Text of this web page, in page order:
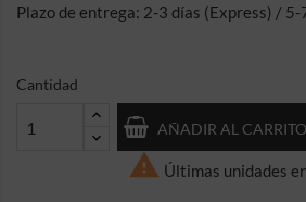
Plazo de entrega: 2-3 días (Express) / 5-
Cantidad
AÑADIR AL CARRITO
 Últimas unidades